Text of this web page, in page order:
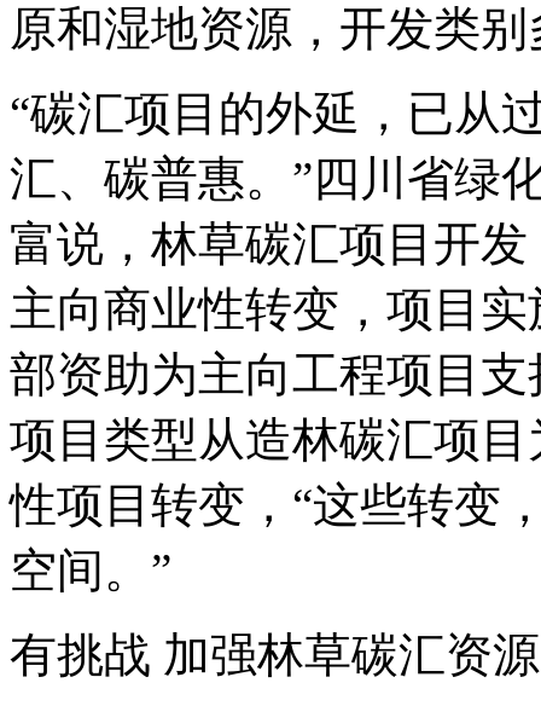
原和湿地资源，开发类
“碳汇项目的外延，已从
汇、碳普惠。”四川省绿
富说，林草碳汇项目开
主向商业性转变，项目
部资助为主向工程项目
项目类型从造林碳汇项
性项目转变，“这些转变
空间。”
有挑战 加强林草碳汇资